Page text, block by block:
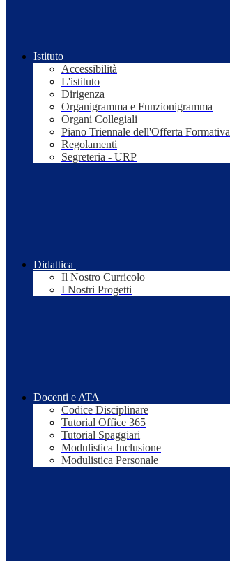
Istituto
Accessibilità
L'istituto
Dirigenza
Organigramma e Funzionigramma
Organi Collegiali
Piano Triennale dell'Offerta Formativa
Regolamenti
Segreteria - URP
Didattica
Il Nostro Curricolo
I Nostri Progetti
Docenti e ATA
Codice Disciplinare
Tutorial Office 365
Tutorial Spaggiari
Modulistica Inclusione
Modulistica Personale